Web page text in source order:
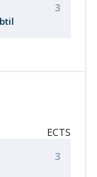
3
ECTS
3